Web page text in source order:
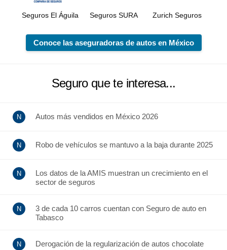
Seguros El Águila Seguros SURA Zurich Seguros
Conoce las aseguradoras de autos en México
Seguro que te interesa...
Autos más vendidos en México 2026
Robo de vehículos se mantuvo a la baja durante 2025
Los datos de la AMIS muestran un crecimiento en el
sector de seguros
3 de cada 10 carros cuentan con Seguro de auto en
Tabasco
Derogación de la regularización de autos chocolate